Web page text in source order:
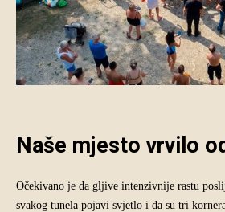
Naše mjesto vrvilo
Očekivano je da gljive intenzivnije rastu
svakog tunela pojavi svjetlo i da su tri